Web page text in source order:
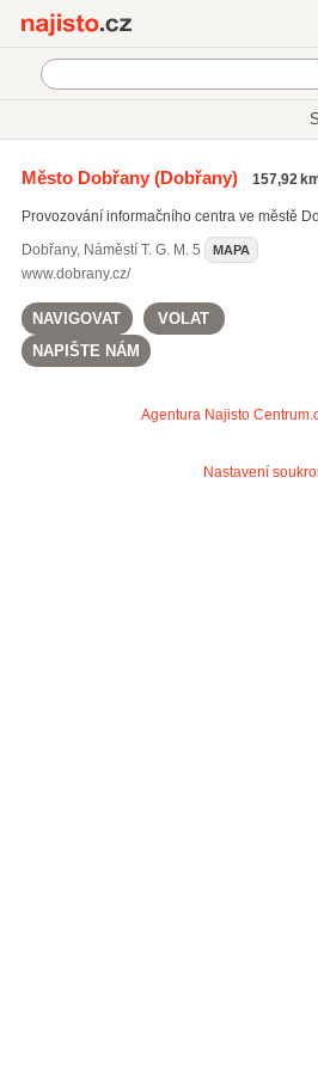
Turistická informační centra
Město Dobřany(Dobřany) 157,92
Provozování informačního centra ve městě
Dobřany, Náměstí T. G. M. 5 MAPA
www.dobrany.cz/
NAVIGOVAT
VOLAT
NAPIŠTE NÁM
Agentura Najisto
Nastavení